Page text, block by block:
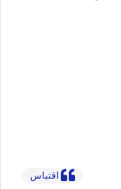
اقتباس